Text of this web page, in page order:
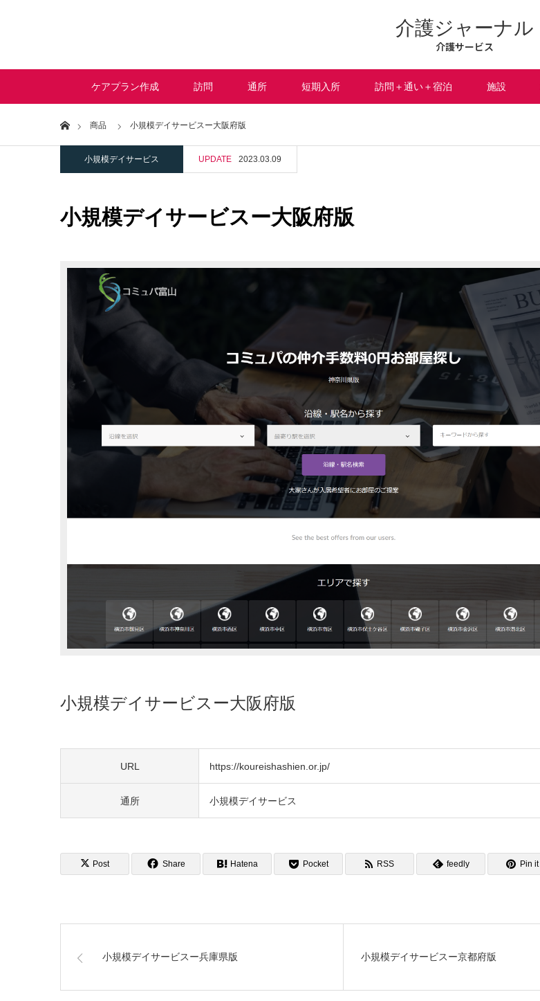
介護ジャーナル
介護サービス
ケアプラン作成 訪問 通所 短期入所 訪問＋通い＋宿泊 施設
Home商品 小規模デイサービスー大阪府版
小規模デイサービス UPDATE 2023.03.09
小規模デイサービスー大阪府版
小規模デイサービスー大阪府版
URL https://koureishashien.or.jp/
通所 小規模デイサービス
Post Share Hatena Pocket RSS feedly Pin it
小規模デイサービスー兵庫県版 小規模デイサービスー京都府版